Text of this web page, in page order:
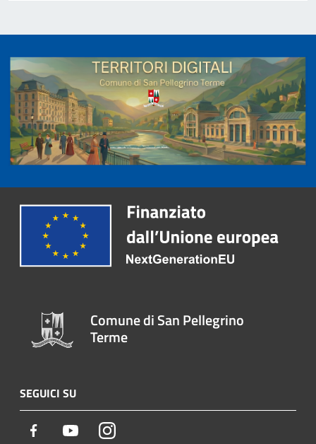
Comune di San Pellegrino
Terme
SEGUICI SU
Facebook YoutubeInstagram